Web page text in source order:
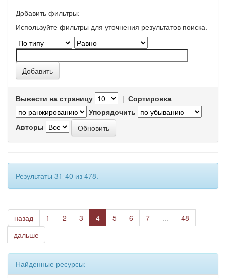
Добавить фильтры:
Используйте фильтры для уточнения результатов поиска.
Вывести на страницу | Сортировка
Упорядочить
Авторы
Результаты 31-40 из 478.
назад 1 2 3 4 5 6 7 ...
48
дальше
Найденные ресурсы: